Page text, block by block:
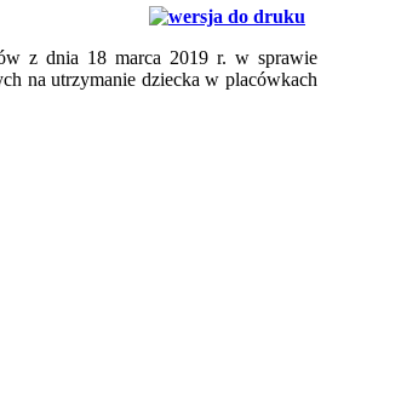
z dnia 18 marca 2019 r. w sprawie
na utrzymanie dziecka w placówkach